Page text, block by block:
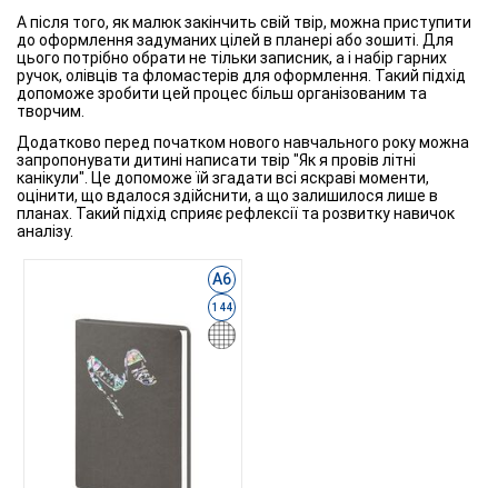
А після того, як малюк закінчить свій твір, можна приступити
до оформлення задуманих цілей в планері або зошиті. Для
цього потрібно обрати не тільки записник, а і набір гарних
ручок, олівців та фломастерів для оформлення. Такий підхід
допоможе зробити цей процес більш організованим та
творчим.
Додатково перед початком нового навчального року можна
запропонувати дитині написати твір "Як я провів літні
канікули". Це допоможе їй згадати всі яскраві моменти,
оцінити, що вдалося здійснити, а що залишилося лише в
планах. Такий підхід сприяє рефлексії та розвитку навичок
аналізу.
А6
144